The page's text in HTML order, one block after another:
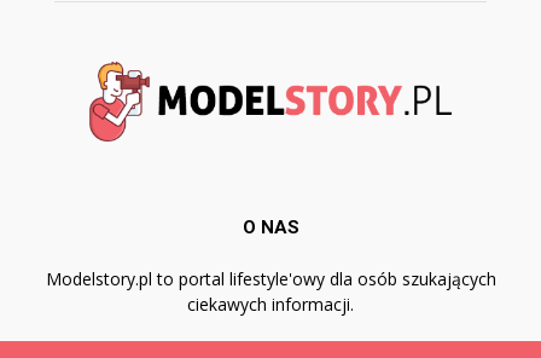
O NAS
Modelstory.pl to portal lifestyle'owy dla osób szukających
ciekawych informacji.